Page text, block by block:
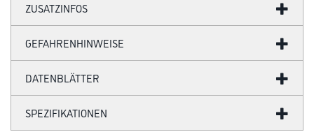
ZUSATZINFOS
GEFAHRENHINWEISE
DATENBLÄTTER
SPEZIFIKATIONEN